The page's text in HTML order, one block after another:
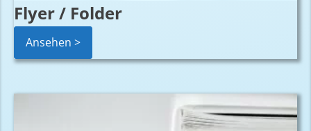
Flyer / Folder
Ansehen >